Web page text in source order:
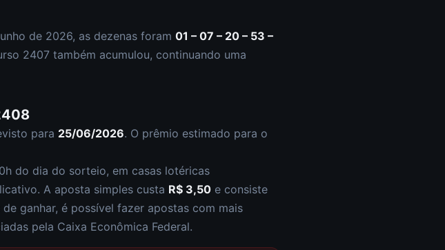
de 2026, as dezenas foram 01 – 07 – 20 – 53 –
2407 também acumulou, continuando uma
para 25/06/2026. O prêmio estimado para o
do dia do sorteio, em casas lotéricas
A aposta simples custa R$ 3,50 e consiste
de ganhar, é possível fazer apostas com mais
pela Caixa Econômica Federal.